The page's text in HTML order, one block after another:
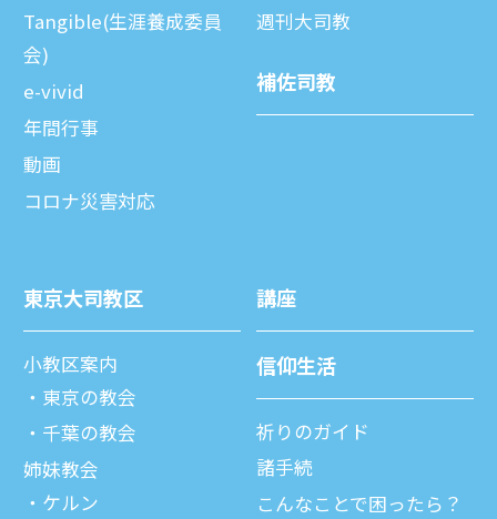
Tangible(生涯養成委員
会)
e-vivid
年間⾏事
動画
コロナ災害対応
週刊⼤司教
補佐司教
東京⼤司教区
⼩教区案内
東京の教会
千葉の教会
姉妹教会
ケルン
講座
信仰⽣活
祈りのガイド
諸⼿続
こんなことで困ったら？